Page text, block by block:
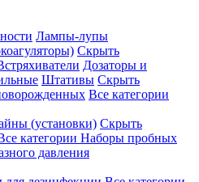
Лампы-лупы
Скрыть
Дозаторы и
Штативы Скрыть
Все категории
(установки) Скрыть
категории Наборы пробных
давления